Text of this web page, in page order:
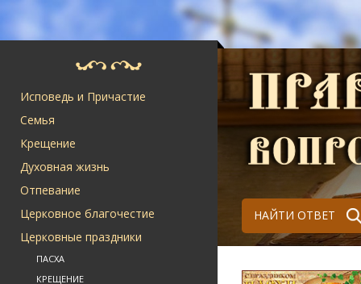
Исповедь и Причастие
Семья
Крещение
Духовная жизнь
Отпевание
Церковное благочестие
Церковные праздники
ПАСХА
КРЕЩЕНИЕ
НАЙТИ ОТВЕТ